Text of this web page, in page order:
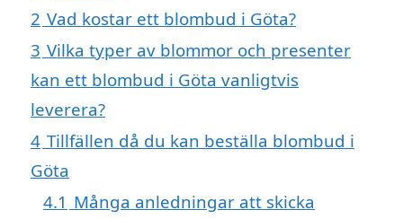
2 Vad kostar ett blombud i Göta?
3 Vilka typer av blommor och presenter
kan ett blombud i Göta vanligtvis
leverera?
4 Tillfällen då du kan beställa blombud i
Göta
4.1 Många anledningar att skicka